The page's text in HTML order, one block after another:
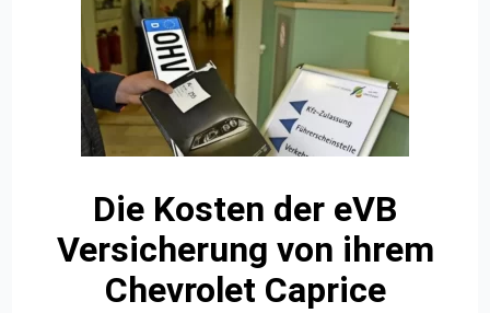
Die Kosten der eVB
Versicherung von ihrem
Chevrolet Caprice